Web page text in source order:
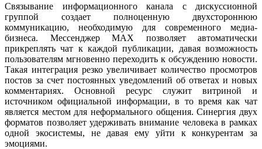
Связывание информационного канала с дискуссионной
группой создает полноценную двухстороннюю
коммуникацию, необходимую для современного медиа-
бизнеса. Мессенджер MAX позволяет автоматически
прикреплять чат к каждой публикации, давая возможность
пользователям мгновенно переходить к обсуждению новости.
Такая интеграция резко увеличивает количество просмотров
постов за счет постоянных уведомлений об ответах и новых
комментариях. Основной ресурс служит витриной и
источником официальной информации, в то время как чат
является местом для неформального общения. Синергия двух
форматов позволяет удерживать внимание человека в рамках
одной экосистемы, не давая ему уйти к конкурентам за
эмоциями.